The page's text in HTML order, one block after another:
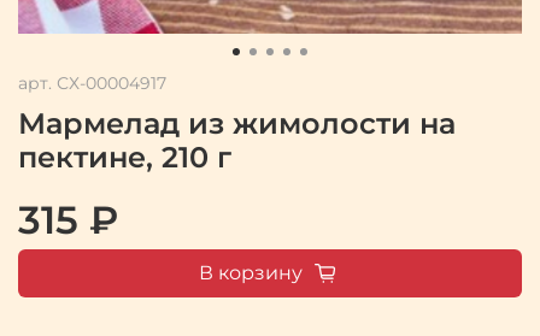
арт. СХ-00004917
Мармелад из жимолости на
пектине, 210 г
315 ₽
В корзину